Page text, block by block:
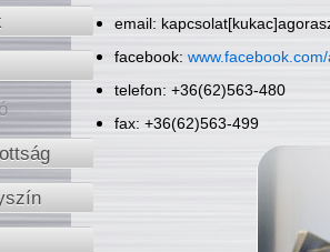
email:
facebook:
telefon: +36(62)563-480
fax: +36(62)563-499